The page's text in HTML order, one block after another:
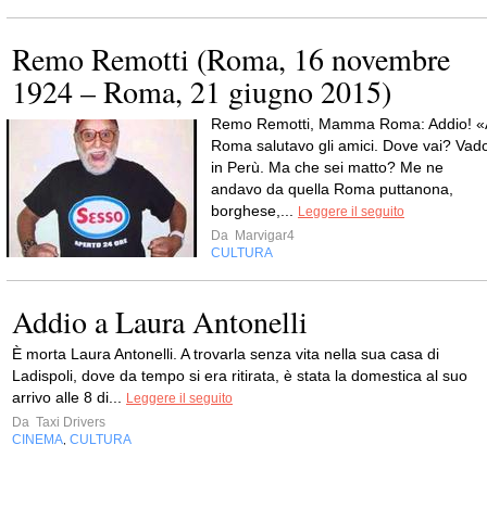
Remo Remotti (Roma, 16 novembre
1924 – Roma, 21 giugno 2015)
Remo Remotti, Mamma Roma: Addio!
Roma salutavo gli amici. Dove vai?
in Perù. Ma che sei matto? Me ne
andavo da quella Roma puttanona,
borghese,... Leggere il seguito
Da Marvigar4
CULTURA
Addio a Laura Antonelli
È morta Laura Antonelli. A trovarla senza vita nella sua casa di
Ladispoli, dove da tempo si era ritirata, è stata la domestica al suo
arrivo alle 8 di... Leggere il seguito
Da Taxi Drivers
CINEMA, CULTURA